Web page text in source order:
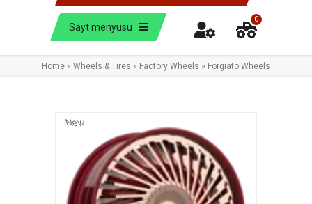
Sayt menyusu
0
Home » Wheels & Tires » Factory Wheels » Forgiato Wheels
New